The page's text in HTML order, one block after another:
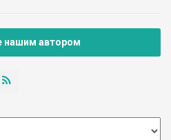
нашим автором